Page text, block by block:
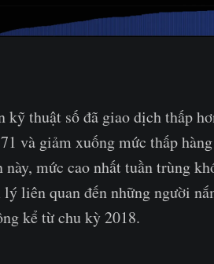
kỹ thuật số đã giao dịch thấp
và giảm xuống mức thấp
này, mức cao nhất tuần trùng
liên quan đến những người
kể từ chu kỳ 2018.